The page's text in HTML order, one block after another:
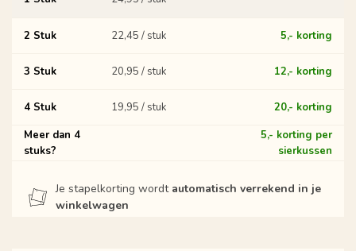
2 Stuk 22,45 / stuk 5,- korting
3 Stuk 20,95 / stuk 12,- korting
4 Stuk 19,95 / stuk
20,- korting
Meer dan 4
stuks?
5,- korting per
sierkussen
Je stapelkorting wordt automatisch verrekend in je
winkelwagen